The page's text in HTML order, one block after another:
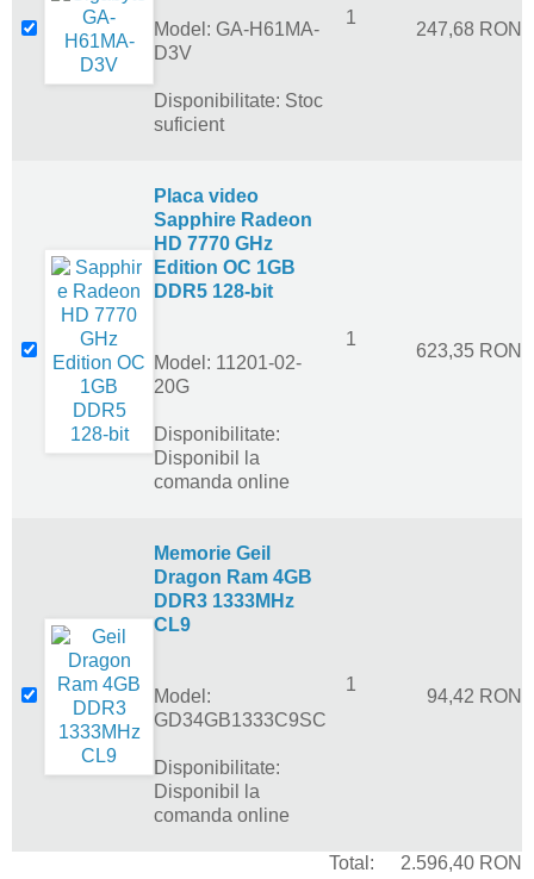
Model: GA-H61MA-
D3V
Disponibilitate: Stoc
suficient
1
247,68 RON
Placa video
Sapphire Radeon
HD 7770 GHz
Edition OC 1GB
DDR5 128-bit
Model: 11201-02-
20G
Disponibilitate:
Disponibil la
comanda online
1
623,35 RON
Memorie Geil
Dragon Ram 4GB
DDR3 1333MHz
CL9
Model:
GD34GB1333C9SC
Disponibilitate:
Disponibil la
comanda online
1
94,42 RON
Total: 2.596,40 RON